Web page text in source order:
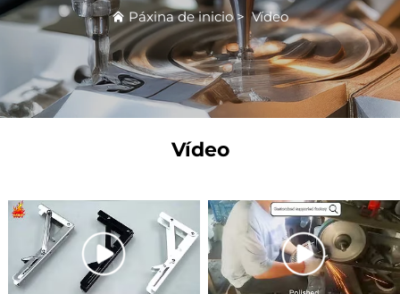
Preguntas Frequentes
Contáctenos
Páxina de inicio>Vídeo
Vídeo